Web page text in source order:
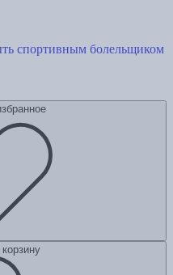
спортивным болельщиком